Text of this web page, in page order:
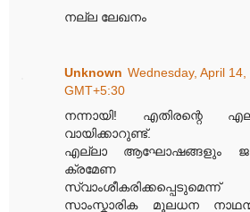
നല്ല ലേഖനം
Unknown Wednesday, April
GMT+5:30
നന്നായി! എതിരന്റെ
വായിക്കാറുണ്ട്.
എല്ലാ ആഘോഷങ്ങളും
ക്രമേണ
സാംസ്കാരിക മൂലധന